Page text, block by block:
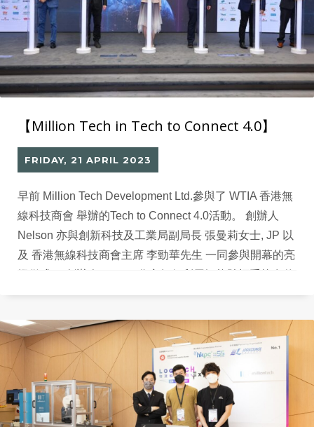
【Million Tech in Tech to Connect 4.0】
FRIDAY, 21 APRIL 2023
早前 Million Tech Development Ltd.參與了 WTIA 香港無
線科技商會 舉辦的Tech to Connect 4.0活動。 創辦人
Nelson 亦與創新科技及工業局副局長 張曼莉女士, JP 以
及 香港無線科技商會主席 李勁華先生 一同參與開幕的亮
統工業中智慧轉型，減低人手成本，繼而提升社會責任
新型工業，以至混合工作模式嘅一番見解。 亦在「工業
4.0物聯領袖峰會」中分享及交流了有關工業物聯網、智
慧工業、智能製造等相關項目技術議題 了解更多及預約
體驗 Robotics Automated Labelling System ：
https://mtuat.milliontech.com/robotics/